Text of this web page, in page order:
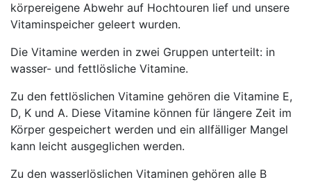
körpereigene Abwehr auf Hochtouren lief und unsere
Vitaminspeicher geleert wurden.
Die Vitamine werden in zwei Gruppen unterteilt: in
wasser- und fettlösliche Vitamine.
Zu den fettlöslichen Vitamine gehören die Vitamine E,
D, K und A. Diese Vitamine können für längere Zeit im
Körper gespeichert werden und ein allfälliger Mangel
kann leicht ausgeglichen werden.
Zu den wasserlöslichen Vitaminen gehören alle B